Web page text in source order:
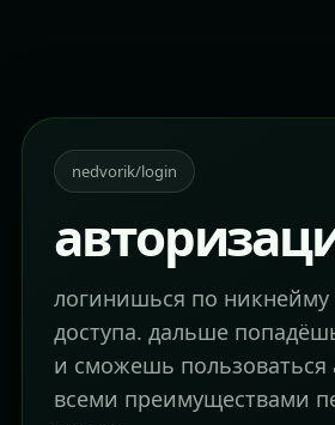
nedvorik/login
логинишься по никнейму
доступа. дальше
и сможешь пользоваться
всеми преимуществами